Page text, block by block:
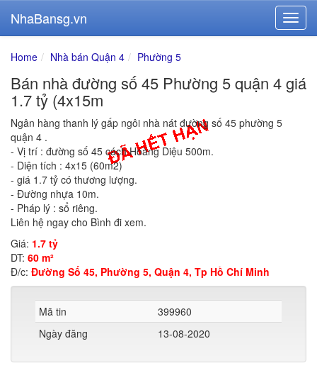
NhaBansg.vn
Home Nhà bán Quận 4 Phường 5
Bán nhà đường số 45 Phường 5 quận 4 giá
1.7 tỷ (4x15m
Ngân hàng thanh lý gấp ngôi nhà nát đường số 45 phường 5
quận 4 .
- Vị trí : đường số 45 cách Hoàng Diệu 500m.
- Diện tích : 4x15 (60m2)
- giá 1.7 tỷ có thương lượng.
- Đường nhựa 10m.
- Pháp lý : sổ riêng.
Liên hệ ngay cho Bình đi xem.
Giá: 1.7 tỷ
DT: 60 m²
Đ/c: Đường Số 45, Phường 5, Quận 4, Tp Hồ Chí Minh
Mã tin
399960
Ngày đăng
13-08-2020